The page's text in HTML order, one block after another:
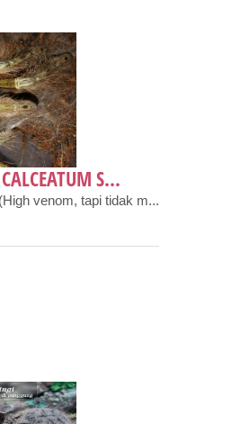
S...
venom, tapi tidak m...